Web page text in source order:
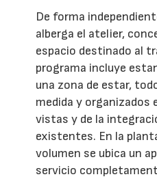
De forma
alberga el atelier,
espacio destinado al
programa incluye
una zona de estar,
medida y organizados
vistas y de la
existentes. En la
volumen se ubica un
servicio